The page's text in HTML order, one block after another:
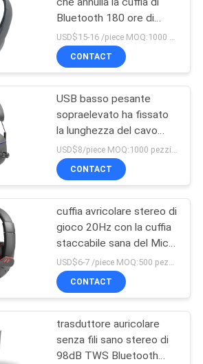
metallica di
77
luminose di
19
Bluetooth 180 ore di
tempo di latenza
USD$15-16 /piece MOQ:1000 pezzi per oggetti
CONTACT
USB basso pesante
sopraelevato ha fissato
la lunghezza del cavo
della cuffia 2.2m di gioco
CONTACT
cuffia avricolare stereo di
gioco 20Hz con la cuffia
staccabile sana del Mic
3.5MM per la call center
CONTACT
trasduttore auricolare
senza fili sano stereo di
98dB TWS Bluetooth